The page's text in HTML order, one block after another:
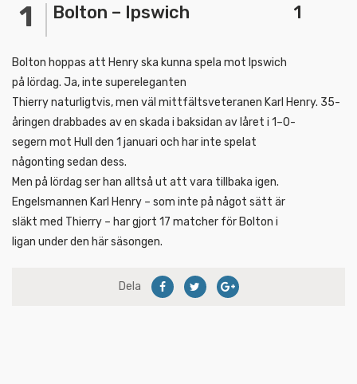
Bolton – Ipswich 1
Bolton hoppas att Henry ska kunna spela mot Ipswich
på lördag. Ja, inte supereleganten
Thierry naturligtvis, men väl mittfältsveteranen Karl Henry. 35-
åringen drabbades av en skada i baksidan av låret i 1–0-
segern mot Hull den 1 januari och har inte spelat
någonting sedan dess.
Men på lördag ser han alltså ut att vara tillbaka igen.
Engelsmannen Karl Henry – som inte på något sätt är
släkt med Thierry – har gjort 17 matcher för Bolton i
ligan under den här säsongen.
Dela